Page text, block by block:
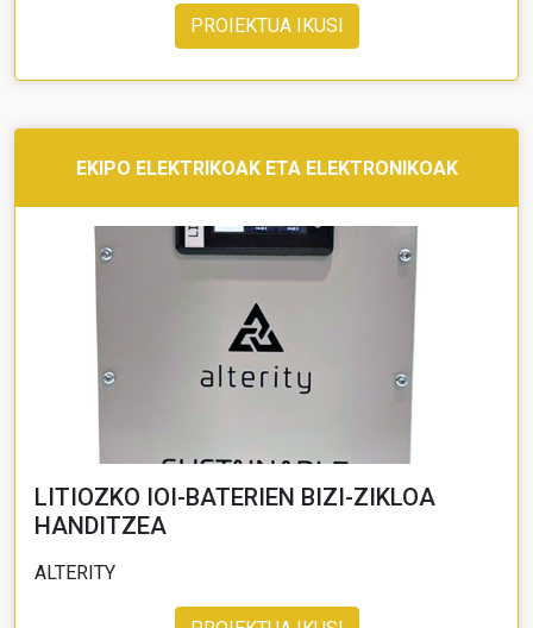
PROIEKTUA IKUSI
EKIPO ELEKTRIKOAK ETA ELEKTRONIKOAK
LITIOZKO IOI-BATERIEN BIZI-ZIKLOA
HANDITZEA
ALTERITY